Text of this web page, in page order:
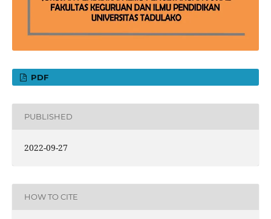
PDF
PUBLISHED
2022-09-27
HOW TO CITE